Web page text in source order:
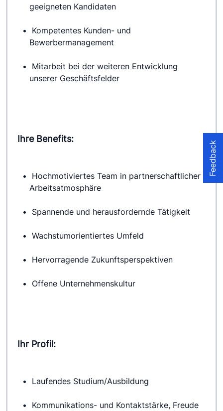
geeigneten Kandidaten
Kompetentes Kunden- und
Bewerbermanagement
Mitarbeit bei der weiteren Entwicklung
unserer Geschäftsfelder
Ihre Benefits:
Hochmotiviertes Team in partnerschaftlicher
Arbeitsatmosphäre
Spannende und herausfordernde Tätigkeit
Wachstumorientiertes Umfeld
Hervorragende Zukunftsperspektiven
Offene Unternehmenskultur
Ihr Profil:
Laufendes Studium/Ausbildung
Kommunikations- und Kontaktstärke, Freude
Feedback